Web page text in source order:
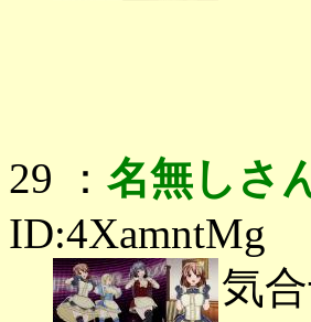
29 ： 名無しさ
ID:4XamntMg
気